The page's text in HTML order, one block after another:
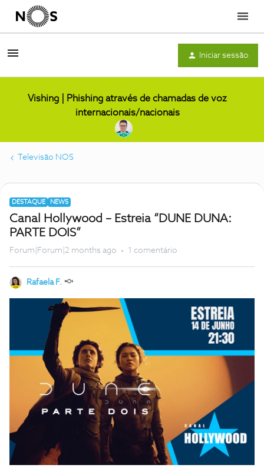
Menu
Iniciar sessão
Vishing | Phishing através de chamadas de voz
internacionais/nacionais
Televisão NOS
DESTAQUE NEWS
Canal Hollywood – Estreia “DUNE DUNA:
PARTE DOIS”
Forum|Forum|2 months ago 1 comentário
Rafaela F.